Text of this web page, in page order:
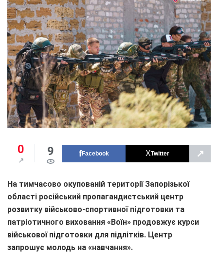
0 9 Facebook Twitter ↗
На тимчасово окупованій території Запорізької
області російський пропагандистський центр
розвитку військово-спортивної підготовки та
патріотичного виховання «Воїн» продовжує курси
військової підготовки для підлітків. Центр
запрошує молодь на «навчання».